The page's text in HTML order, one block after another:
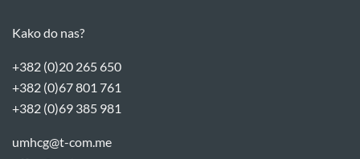
Kako do nas?
+382 (0)20 265 650
+382 (0)67 801 761
+382 (0)69 385 981
umhcg@t-com.me